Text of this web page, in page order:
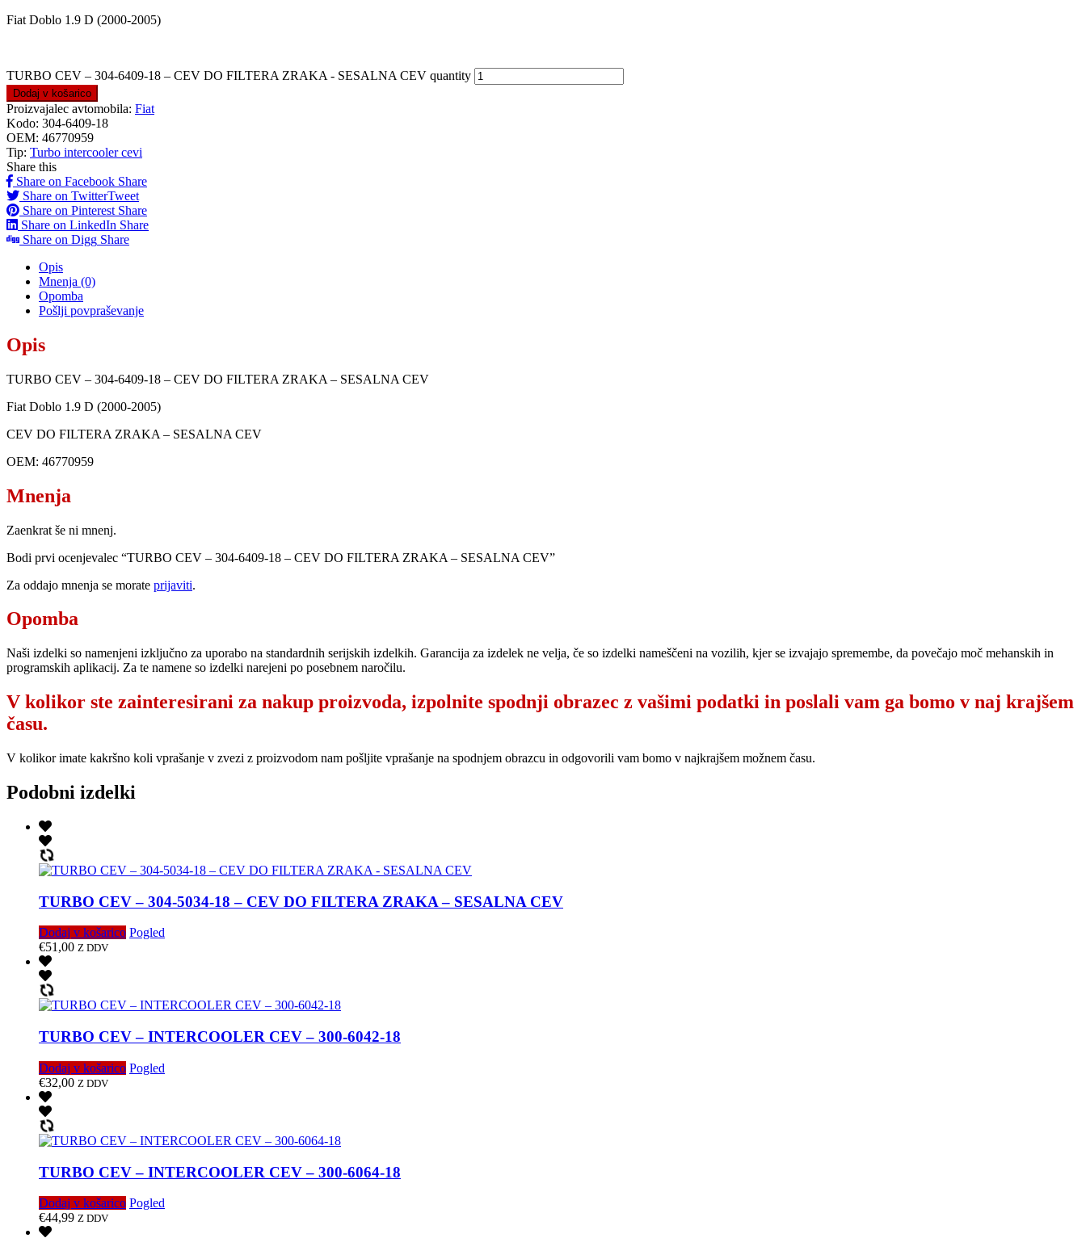
Fiat Doblo 1.9 D (2000-2005)
TURBO CEV – 304-6409-18 – CEV DO FILTERA ZRAKA - SESALNA CEV quantity
Dodaj v košarico
Proizvajalec avtomobila: Fiat
Kodo: 304-6409-18
OEM: 46770959
Tip: Turbo intercooler cevi
Share this
Share on Facebook Share
Share on TwitterTweet
Share on Pinterest Share
Share on LinkedIn Share
Share on Digg Share
Opis
Mnenja (0)
Opomba
Pošlji povpraševanje
Opis
TURBO CEV – 304-6409-18 – CEV DO FILTERA ZRAKA – SESALNA CEV
Fiat Doblo 1.9 D (2000-2005)
CEV DO FILTERA ZRAKA – SESALNA CEV
OEM: 46770959
Mnenja
Zaenkrat še ni mnenj.
Bodi prvi ocenjevalec “TURBO CEV – 304-6409-18 – CEV DO FILTERA ZRAKA – SESALNA CEV”
Za oddajo mnenja se morate prijaviti.
Opomba
Naši izdelki so namenjeni izključno za uporabo na standardnih serijskih izdelkih. Garancija za izdelek ne velja, če so izdelki nameščeni na vozilih, kjer se izvajajo spremembe, da povečajo moč mehanskih in
programskih aplikacij. Za te namene so izdelki narejeni po posebnem naročilu.
V kolikor ste zainteresirani za nakup proizvoda, izpolnite spodnji obrazec z vašimi podatki in poslali vam ga bomo v naj krajšem
času.
V kolikor imate kakršno koli vprašanje v zvezi z proizvodom nam pošljite vprašanje na spodnjem obrazcu in odgovorili vam bomo v najkrajšem možnem času.
Podobni izdelki
TURBO CEV – 304-5034-18 – CEV DO FILTERA ZRAKA – SESALNA CEV
Dodaj v košarico Pogled
€51,00 Z DDV
TURBO CEV – INTERCOOLER CEV – 300-6042-18
Dodaj v košarico Pogled
€32,00 Z DDV
TURBO CEV – INTERCOOLER CEV – 300-6064-18
Dodaj v košarico Pogled
€44,99 Z DDV